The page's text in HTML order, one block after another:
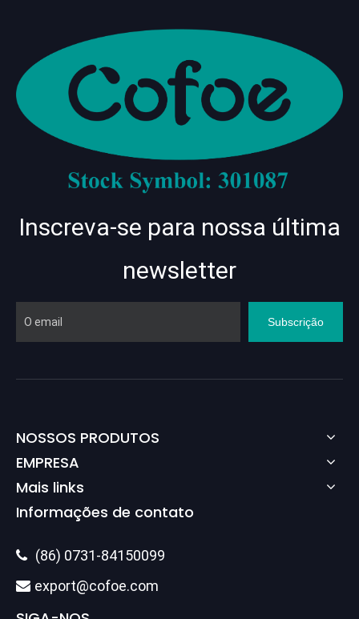
Inscreva-se para nossa última
newsletter
Subscrição
NOSSOS PRODUTOS
EMPRESA
Mais links
Informações de contato
 (86) 0731-84150099
 export@cofoe.com